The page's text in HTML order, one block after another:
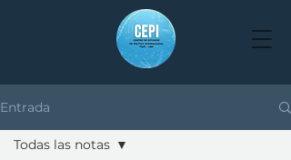
Entrada
Todas las notas